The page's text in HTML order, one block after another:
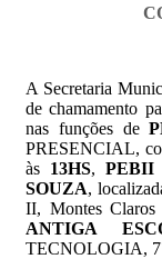
A Secretaria
de chamamento
nas funções de
PRESENCIAL,
às 13HS, PEBII
SOUZA, localiz
II, Montes
ANTIGA
TECNOLOGIA,